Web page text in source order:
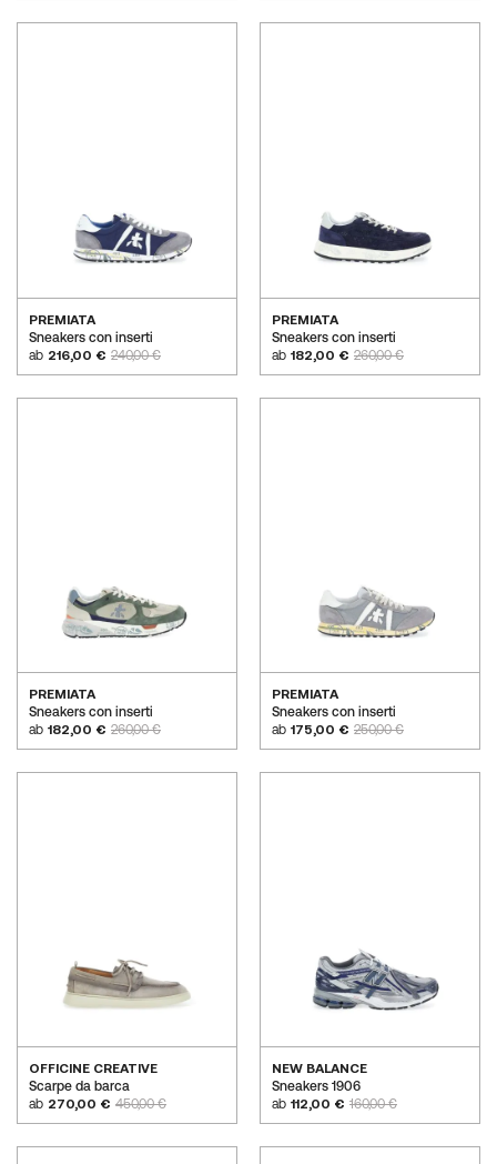
PREMIATA
Sneakers con inserti
ab 216,00 € 240,00 €
PREMIATA
Sneakers con inserti
ab 182,00 € 260,00 €
PREMIATA
Sneakers con inserti
ab 182,00 € 260,00 €
PREMIATA
Sneakers con inserti
ab 175,00 € 250,00 €
OFFICINE CREATIVE
Scarpe da barca
ab 270,00 € 450,00 €
NEW BALANCE
Sneakers 1906
ab 112,00 € 160,00 €